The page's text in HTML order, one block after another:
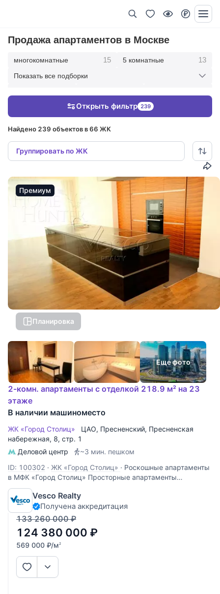
Продажа апартаментов в Москве
многокомнатные 15 5 комнатные 13
Показать все подборки
Найдено 239 объектов в 66 ЖК
Группировать по ЖК
Открыть фильтр 239
Премиум
Планировка
Еще фото
2-комн. апартаменты с отделкой 218.9 м² на 23
этаже
В наличии машиноместо
ЖК «Город Столиц» ЦАО, Пресненский, Пресненская
набережная, 8, стр. 1
Деловой центр
~3 мин. пешком
ID: 100302 · ЖК «Город Столиц» · Роскошные апартаменты
в МФК «Город Столиц» Просторные апартаменты
площадью 219 квадратных метров расположились на 23
этаже башни «Москва». Пространство спланировано как
трёхкомнатная квартира с великолепными видами на
«Афимолл Сити». В планировку
Vesco Realty
Получена аккредитация
133 260 000 ₽
124 380 000 ₽
569 000 ₽/м2